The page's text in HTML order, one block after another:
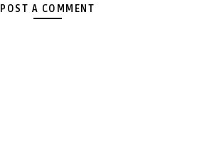
POST A COMMENT